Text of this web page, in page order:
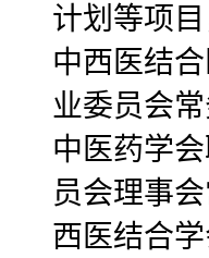
计划等项
中西医结
业委员会
中医药学
员会理事
西医结合